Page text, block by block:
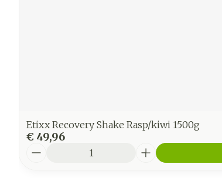
Etixx Recovery Shake Rasp/kiwi 1500g
€ 49,96